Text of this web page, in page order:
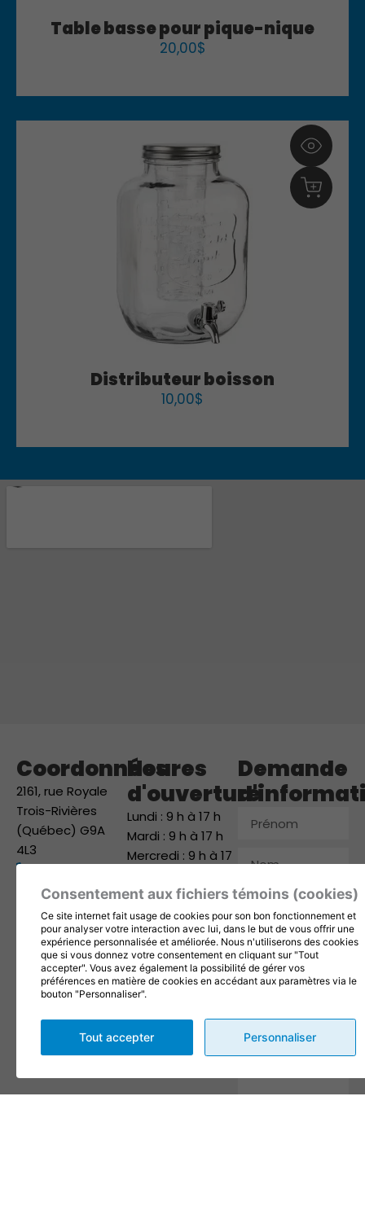
Table basse pour pique-nique
20,00$
Distributeur boisson
10,00$
Coordonnées
2161, rue Royale
Trois-Rivières
(Québec) G9A
4L3
819 371-1168
info@1001fetes.ca
Suivez-nous
Heures
d'ouverture
Lundi : 9 h à 17 h
Mardi : 9 h à 17 h
Mercredi : 9 h à 17
Jeudi : 9 h à 17 h
Vendredi : 9 h à 17
h
Samedi : 9 h à 12 h
Dimanche : Fermé
Demande
Courriel
Téléphone
Entreprise
Message
Consentement aux fichiers témoins (cookies)
Ce site internet fait usage de cookies pour son bon fonctionnement et
pour analyser votre interaction avec lui, dans le but de vous offrir une
expérience personnalisée et améliorée. Nous n'utiliserons des cookies
que si vous donnez votre consentement en cliquant sur "Tout
accepter". Vous avez également la possibilité de gérer vos
préférences en matière de cookies en accédant aux paramètres via le
bouton "Personnaliser".
Tout accepter Personnaliser